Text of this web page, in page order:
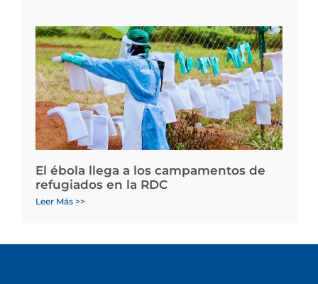
El ébola llega a los campamentos de
refugiados en la RDC
Leer Más >>